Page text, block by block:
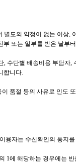
도의 약정이 없는 이상,
또는 일부를 받은 날부
수단별 배송비용 부담자,
합니다.
품절 등의 사유로 인도
용자는 수신확인의 통지
1에 해당하는 경우에는